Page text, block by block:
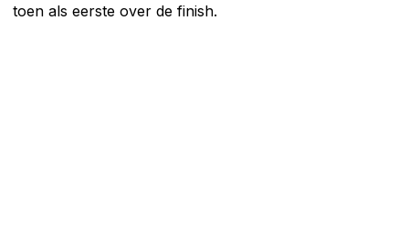
toen als eerste over de finish.